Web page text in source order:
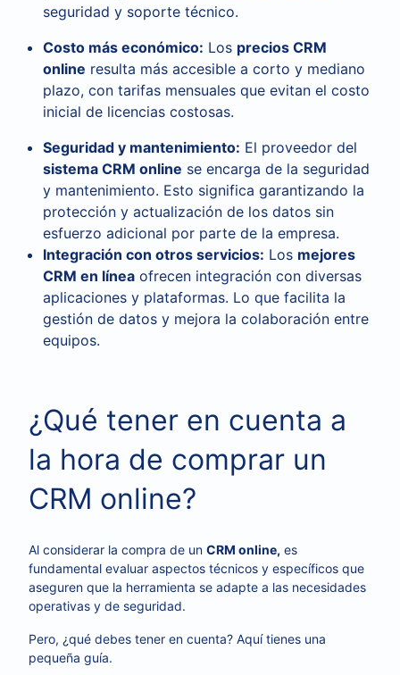
seguridad y soporte técnico.
Costo más económico: Los precios CRM
online resulta más accesible a corto y mediano
plazo, con tarifas mensuales que evitan el costo
inicial de licencias costosas.
Seguridad y mantenimiento: El proveedor del
sistema CRM online se encarga de la seguridad
y mantenimiento. Esto significa garantizando la
protección y actualización de los datos sin
esfuerzo adicional por parte de la empresa.
Integración con otros servicios: Los mejores
CRM en línea ofrecen integración con diversas
aplicaciones y plataformas. Lo que facilita la
gestión de datos y mejora la colaboración entre
equipos.
¿Qué tener en cuenta a
la hora de comprar un
CRM online?
Al considerar la compra de un CRM online, es
fundamental evaluar aspectos técnicos y específicos que
aseguren que la herramienta se adapte a las necesidades
operativas y de seguridad.
Pero, ¿qué debes tener en cuenta? Aquí tienes una
pequeña guía.